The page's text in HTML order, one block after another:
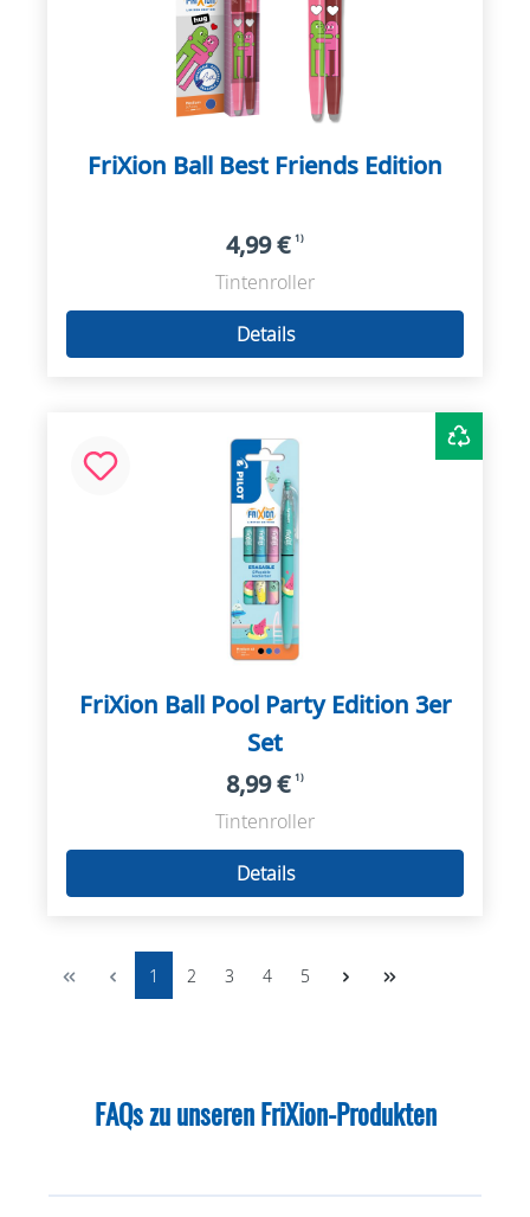
FriXion Ball Best Friends Edition
4,99 € 1)
Tintenroller
Details
FriXion Ball Pool Party Edition 3er
Set
8,99 € 1)
Tintenroller
Details
1 2 3 4 5
FAQs zu unseren FriXion-Produkten